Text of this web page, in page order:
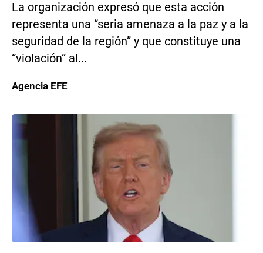
La organización expresó que esta acción
representa una “seria amenaza a la paz y a la
seguridad de la región” y que constituye una
“violación” al...
Agencia EFE